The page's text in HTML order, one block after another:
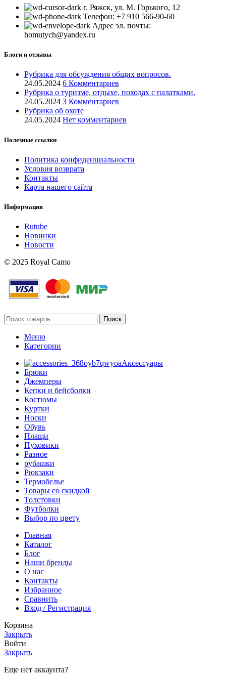
г. Ряжск, ул. М. Горького, 12
Телефон: +7 910 566-90-60
Адрес эл. почты:
homutych@yandex.ru
Блоги и отзывы
Рубрика для обсуждения общих вопросов.
24.05.2024 6 Комментариев
Рубрика о туризме, отдыхе, походах с палатками.
24.05.2024 3 Комментариев
Рубрика об охоте
24.05.2024 Нет комментариев
Полезные ссылки
Политика конфиденциальности
Условия возврата
Контакты
Карта нашего сайта
Информация
Rutube
Новинки
Новости
© 2025 Royal Camo
Поиск
Меню
Категории
Аксессуары
Брюки
Джемперы
Кепки и бейсболки
Костюмы
Куртки
Носки
Обувь
Плащи
Пуховики
Разное
рубашки
Рюкзаки
Термобелье
Товары со скидкой
Толстовки
Футболки
Выбор по цвету
Главная
Каталог
Блог
Наши бренды
О нас
Контакты
Избранное
Сравнить
Вход / Регистрация
Корзина
Закрыть
Войти
Закрыть
Еще нет аккаунта?